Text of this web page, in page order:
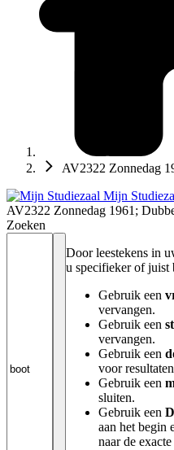
AV2322 Zonnedag
Mijn
AV2322 Zonnedag 1961;
Zoeken
Door leestekens in
u specifieker of juist
Gebruik een
vervangen.
Gebruik een
vervangen.
Gebruik een
voor
Gebruik een
sluiten.
Gebruik een
aan het begin
naar de